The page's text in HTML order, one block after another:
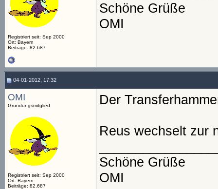
Registriert seit: Sep 2000
Ort: Bayern
Beiträge: 82.687
Schöne Grüße
OMI
04-01-2012, 17:32
OMI
Gründungsmitglied
Registriert seit: Sep 2000
Ort: Bayern
Beiträge: 82.687
Der
Reus wechselt zur
Schöne Grüße
OMI